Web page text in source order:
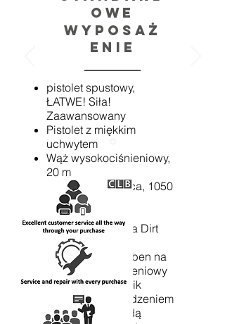
owe
wyposaż
enie
pistolet spustowy,
ŁATWE! Siła!
Zaawansowany
Pistolet z miękkim
uchwytem
Wąż wysokociśnieniowy,
20 m
Lanca spryskująca, 1050
mm
Dysza mocy
Lanca natryskowa Dirt
Blaster
Zintegrowany bęben na
wąż wysokociśnieniowy
4-biegunowy silnik
trójfazowy z chłodzeniem
powietrzem i wodą